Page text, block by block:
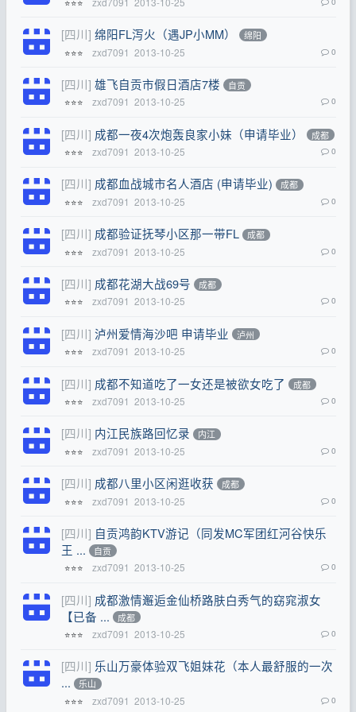
⭐⭐⭐
[四川] 绵阳FL泻火（遇JP小MM） 绵阳
⭐⭐⭐ zxd7091 2013-10-25 0
[四川] 雄飞自贡市假日酒店7楼 自贡
⭐⭐⭐ zxd7091 2013-10-25 0
[四川] 成都一夜4次炮轰良家小妹（申请毕业） 成都
⭐⭐⭐ zxd7091 2013-10-25 0
[四川] 成都血战城市名人酒店 (申请毕业) 成都
⭐⭐⭐ zxd7091 2013-10-25 0
[四川] 成都验证抚琴小区那一带FL 成都
⭐⭐⭐ zxd7091 2013-10-25 0
[四川] 成都花湖大战69号 成都
⭐⭐⭐ zxd7091 2013-10-25 0
[四川] 泸州爱情海沙吧 申请毕业 泸州
⭐⭐⭐ zxd7091 2013-10-25 0
[四川] 成都不知道吃了一女还是被欲女吃了 成都
⭐⭐⭐ zxd7091 2013-10-25 0
[四川] 内江民族路回忆录 内江
⭐⭐⭐ zxd7091 2013-10-25 0
[四川] 成都八里小区闲逛收获 成都
⭐⭐⭐ zxd7091 2013-10-25 0
[四川] 自贡鸿韵KTV游记（同发MC军团红河谷快乐
王 ...
自贡
⭐⭐⭐ zxd7091 2013-10-25 0
[四川] 成都激情邂逅金仙桥路肤白秀气的窈窕淑女
【已备 ...
成都
⭐⭐⭐ zxd7091 2013-10-25 0
[四川] 乐山万豪体验双飞姐妹花（本人最舒服的一次
...
乐山
⭐⭐⭐ zxd7091 2013-10-25 0